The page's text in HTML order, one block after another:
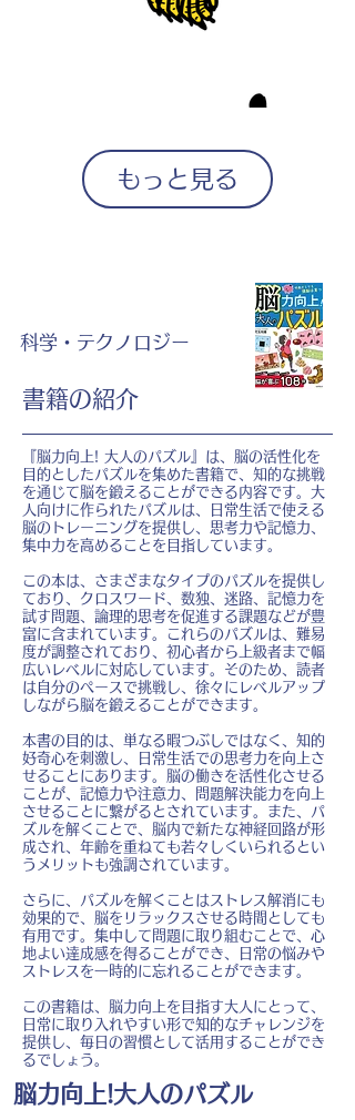
もっと見る
科学・テクノロジー
書籍の紹介
『脳力向上! 大人のパズル』は、脳の活性化を
目的としたパズルを集めた書籍で、知的な挑戦
を通じて脳を鍛えることができる内容です。大
人向けに作られたパズルは、日常生活で使える
脳のトレーニングを提供し、思考力や記憶力、
集中力を高めることを目指しています。
この本は、さまざまなタイプのパズルを提供し
ており、クロスワード、数独、迷路、記憶力を
試す問題、論理的思考を促進する課題などが豊
富に含まれています。これらのパズルは、難易
度が調整されており、初心者から上級者まで幅
広いレベルに対応しています。そのため、読者
は自分のペースで挑戦し、徐々にレベルアップ
しながら脳を鍛えることができます。
本書の目的は、単なる暇つぶしではなく、知的
好奇心を刺激し、日常生活での思考力を向上さ
せることにあります。脳の働きを活性化させる
ことが、記憶力や注意力、問題解決能力を向上
させることに繋がるとされています。また、パ
ズルを解くことで、脳内で新たな神経回路が形
成され、年齢を重ねても若々しくいられるとい
うメリットも強調されています。
さらに、パズルを解くことはストレス解消にも
効果的で、脳をリラックスさせる時間としても
有用です。集中して問題に取り組むことで、心
地よい達成感を得ることができ、日常の悩みや
ストレスを一時的に忘れることができます。
この書籍は、脳力向上を目指す大人にとって、
日常に取り入れやすい形で知的なチャレンジを
提供し、毎日の習慣として活用することができ
るでしょう。
脳力向上!大人のパズル